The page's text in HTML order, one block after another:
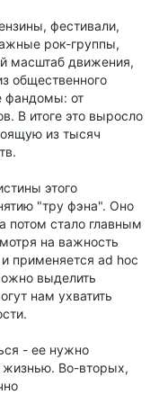
фестивали,
рок-группы,
масштаб движения,
общественного
фандомы: от
В итоге это выросло
из тысяч
этого
"тру фэна". Оно
потом стало главным
на важность
применяется ad hoc
выделить
нам ухватить
- ее нужно
жизнью. Во-вторых,